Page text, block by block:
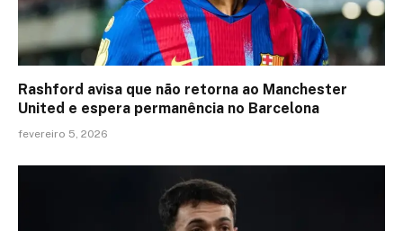
Rashford avisa que não retorna ao Manchester
United e espera permanência no Barcelona
fevereiro 5, 2026